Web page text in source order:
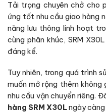
Tải trọng chuyên chở cho
ứng tốt nhu cầu giao hàng
năng lưu thông linh hoạt
cùng phân khúc, SRM
đáng kể.
Tuy nhiên, trong quá trình
muốn mở rộng thêm
nhu cầu vận chuyển riêng.
hàng SRM X30Lngày